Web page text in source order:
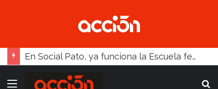
En Social Pato, ya funciona la Escuela femenina de paleta
Menú